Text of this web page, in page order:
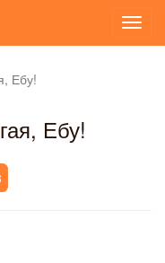
Ебу!
Ебу!